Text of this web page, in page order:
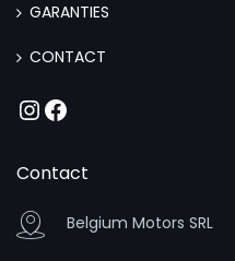
GARANTIES
CONTACT
Instagram
Facebook
Contact
Belgium Motors SRL